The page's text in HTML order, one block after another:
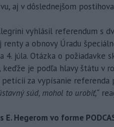
aj v dôslednejšom
vyhlásil referendum s
renty a obnovy Úradu
4. júla. Otázka o požiadavke
je podľa hlavy štátu v
za vypísanie referenda
súd, mohol to urobiť,“
Hegerom vo forme